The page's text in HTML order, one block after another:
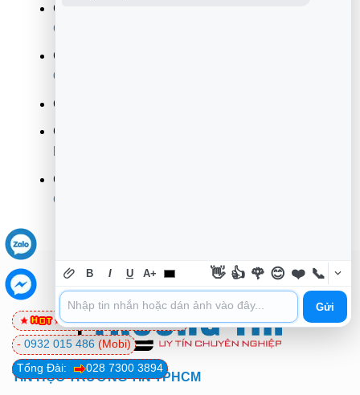
CN 8:
Quận
CN 9:
Quận 7
CN 10:
CN 11:
CN 12:
Quận
TIN HỌC TRƯỜNG TÍN TPHCM
Tổng Đài: 028 7300 3894
- 0932 015 486 (Mobi)
0981 81 32 72(Viettel)
B I U A+ 👋 👍 🌹 😊 ❤️ 📞
Gửi